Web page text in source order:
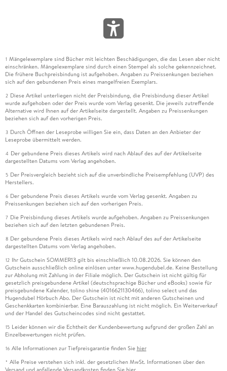
1 Mängelexemplare sind Bücher mit leichten Beschädigungen, die das Lesen aber nicht
einschränken. Mängelexemplare sind durch einen Stempel als solche gekennzeichnet.
Die frühere Buchpreisbindung ist aufgehoben. Angaben zu Preissenkungen beziehen
sich auf den gebundenen Preis eines mangelfreien Exemplars.
2 Diese Artikel unterliegen nicht der Preisbindung, die Preisbindung dieser Artikel
wurde aufgehoben oder der Preis wurde vom Verlag gesenkt. Die jeweils zutreffende
Alternative wird Ihnen auf der Artikelseite dargestellt. Angaben zu Preissenkungen
beziehen sich auf den vorherigen Preis.
3 Durch Öffnen der Leseprobe willigen Sie ein, dass Daten an den Anbieter der
Leseprobe übermittelt werden.
4 Der gebundene Preis dieses Artikels wird nach Ablauf des auf der Artikelseite
dargestellten Datums vom Verlag angehoben.
5 Der Preisvergleich bezieht sich auf die unverbindliche Preisempfehlung (UVP) des
Herstellers.
6 Der gebundene Preis dieses Artikels wurde vom Verlag gesenkt. Angaben zu
Preissenkungen beziehen sich auf den vorherigen Preis.
7 Die Preisbindung dieses Artikels wurde aufgehoben. Angaben zu Preissenkungen
beziehen sich auf den letzten gebundenen Preis.
8 Der gebundene Preis dieses Artikels wird nach Ablauf des auf der Artikelseite
dargestellten Datums vom Verlag angehoben.
12 Ihr Gutschein SOMMER13 gilt bis einschließlich 10.08.2026. Sie können den
Gutschein ausschließlich online einlösen unter www.hugendubel.de. Keine Bestellung
zur Abholung mit Zahlung in der Filiale möglich. Der Gutschein ist nicht gültig für
gesetzlich preisgebundene Artikel (deutschsprachige Bücher und eBooks) sowie für
preisgebundene Kalender, tolino shine (4016621130466), tolino select und das
Hugendubel Hörbuch Abo. Der Gutschein ist nicht mit anderen Gutscheinen und
Geschenkkarten kombinierbar. Eine Barauszahlung ist nicht möglich. Ein Weiterverkauf
und der Handel des Gutscheincodes sind nicht gestattet.
15 Leider können wir die Echtheit der Kundenbewertung aufgrund der großen Zahl an
Einzelbewertungen nicht prüfen.
16 Alle Informationen zur Tiefpreisgarantie finden Sie hier
* Alle Preise verstehen sich inkl. der gesetzlichen MwSt. Informationen über den
Versand und anfallende Versandkosten finden Sie hier